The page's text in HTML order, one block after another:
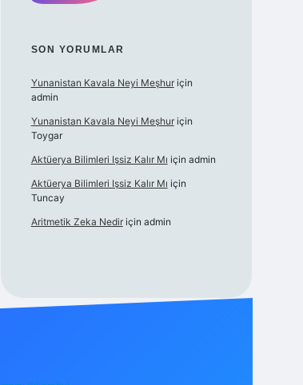
SON YORUMLAR
Yunanistan Kavala Neyi Meşhuriçin
admin
Yunanistan Kavala Neyi Meşhuriçin
Toygar
Aktüerya Bilimleri Işsiz Kalır Mı için admin
Aktüerya Bilimleri Işsiz Kalır Mı için
Tuncay
Aritmetik Zeka Nediriçin admin